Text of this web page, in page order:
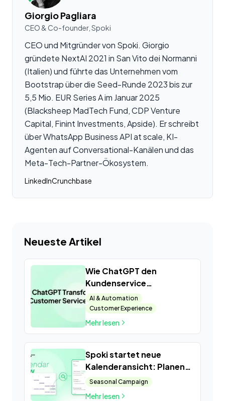
Giorgio Pagliara
CEO & Co-founder, Spoki
CEO und Mitgründer von Spoki. Giorgio
gründete NextAI 2021 in San Vito dei Normanni
(Italien) und führte das Unternehmen vom
Bootstrap über die Seed-Runde 2023 bis zur
5,5 Mio. EUR Series A im Januar 2025
(Blacksheep MadTech Fund, CDP Venture
Capital, Finint Investments, Apside). Er schreibt
über WhatsApp Business API at scale, KI-
Agenten auf Conversational-Kanälen und das
Meta-Tech-Partner-Ökosystem.
LinkedInCrunchbase
Neueste Artikel
Wie ChatGPT den
Kundenservice
revolutioniert
AI & Automation
Customer Experience
Mehr lesen
Spoki startet neue
Kalenderansicht: Planen
Sie Ihre Kampagnen
schnell und einfach
Seasonal Campaign
Mehr lesen